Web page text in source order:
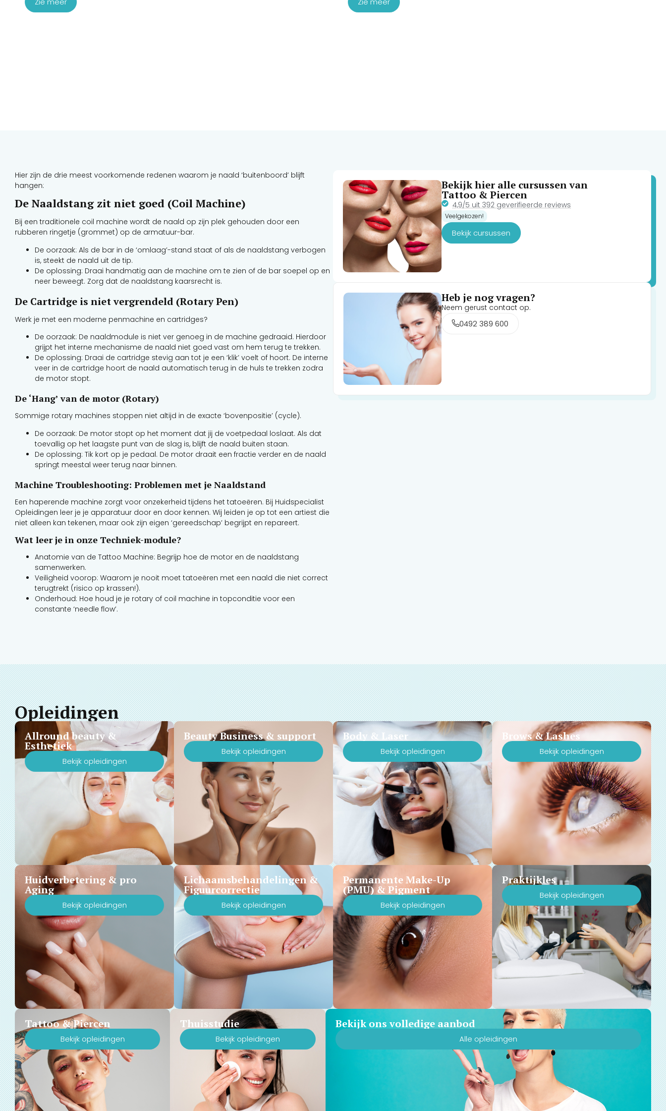
Hier zijn de drie meest voorkomende redenen waarom je naald ‘buitenboord’ blijft
hangen:
De Naaldstang zit niet goed (Coil Machine)
Bij een traditionele coil machine wordt de naald op zijn plek gehouden door een
rubberen ringetje (grommet) op de armatuur-bar.
De oorzaak: Als de bar in de ‘omlaag’-stand staat of als de naaldstang verbogen
is, steekt de naald uit de tip.
De oplossing: Draai handmatig aan de machine om te zien of de bar soepel op en
neer beweegt. Zorg dat de naaldstang kaarsrecht is.
De Cartridge is niet vergrendeld (Rotary Pen)
Werk je met een moderne penmachine en cartridges?
De oorzaak: De naaldmodule is niet ver genoeg in de machine gedraaid. Hierdoor
grijpt het interne mechanisme de naald niet goed vast om hem terug te trekken.
De oplossing: Draai de cartridge stevig aan tot je een ‘klik’ voelt of hoort. De interne
veer in de cartridge hoort de naald automatisch terug in de huls te trekken zodra
de motor stopt.
De ‘Hang’ van de motor (Rotary)
Sommige rotary machines stoppen niet altijd in de exacte ‘bovenpositie’ (cycle).
De oorzaak: De motor stopt op het moment dat jij de voetpedaal loslaat. Als dat
toevallig op het laagste punt van de slag is, blijft de naald buiten staan.
De oplossing: Tik kort op je pedaal. De motor draait een fractie verder en de naald
springt meestal weer terug naar binnen.
Machine Troubleshooting: Problemen met je Naaldstand
Een haperende machine zorgt voor onzekerheid tijdens het tatoeëren. Bij Huidspecialist
Opleidingen leer je je apparatuur door en door kennen. Wij leiden je op tot een artiest die
niet alleen kan tekenen, maar ook zijn eigen ‘gereedschap’ begrijpt en repareert.
Wat leer je in onze Techniek-module?
Anatomie van de Tattoo Machine: Begrijp hoe de motor en de naaldstang
samenwerken.
Veiligheid voorop: Waarom je nooit moet tatoeëren met een naald die niet correct
terugtrekt (risico op krassen!).
Onderhoud: Hoe houd je je rotary of coil machine in topconditie voor een
constante ‘needle flow’.
Bekijk hier alle cursussen van
Tattoo & Piercen
4,9/5 uit 392 geverifieerde reviews
Veelgekozen!
Bekijk cursussen
Heb je nog vragen?
Neem gerust contact op.
0492 389 600
Opleidingen
Allround beauty &
Esthetiek
Bekijk opleidingen
Beauty Business & support
Bekijk opleidingen
Body & Laser
Bekijk opleidingen
Brows & Lashes
Bekijk opleidingen
Huidverbetering & pro
Aging
Bekijk opleidingen
Lichaamsbehandelingen &
Figuurcorrectie
Bekijk opleidingen
Permanente Make-Up
(PMU) & Pigment
Bekijk opleidingen
Praktijkles
Bekijk opleidingen
Tattoo & Piercen
Bekijk opleidingen
Thuisstudie
Bekijk opleidingen
Bekijk ons volledige aanbod
Alle opleidingen